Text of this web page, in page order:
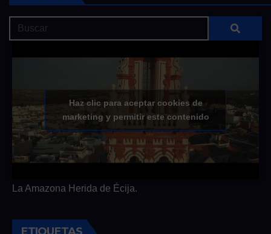
Haz clic para aceptar cookies de
marketing y permitir este contenido
La Amazona Herida de Écija.